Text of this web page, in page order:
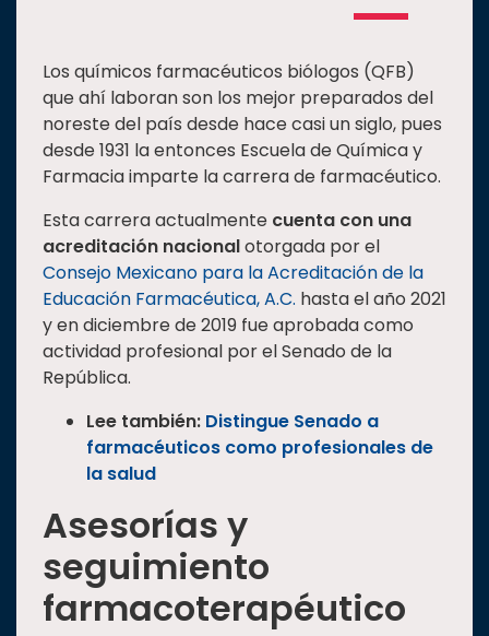
Los químicos farmacéuticos biólogos (QFB)
que ahí laboran son los mejor preparados del
noreste del país desde hace casi un siglo, pues
desde 1931 la entonces Escuela de Química y
Farmacia imparte la carrera de farmacéutico.
Esta carrera actualmente cuenta con una
acreditación nacionalotorgada por el
Consejo Mexicano para la Acreditación de la
Educación Farmacéutica, A.C. hasta el año 2021
y en diciembre de 2019 fue aprobada como
actividad profesional por el Senado de la
República.
Lee también: Distingue Senado a
farmacéuticos como profesionales de
la salud
Asesorías y
seguimiento
farmacoterapéutico